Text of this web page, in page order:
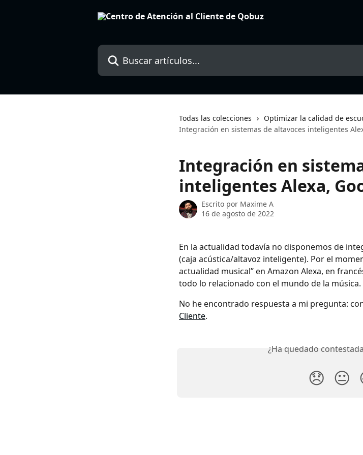
Buscar artículos...
Todas las colecciones
Optimizar la calidad de
Integración en sistemas de altavoces inteligentes
Integración en
inteligentes Alexa,
Escrito por Maxime A
16 de agosto de 2022
En la actualidad todavía no disponemos de
(caja acústica/altavoz inteligente). Por el
actualidad musical” en Amazon Alexa, en
todo lo relacionado con el mundo de la música.
No he encontrado respuesta a mi pregunta:
Cliente.
¿Ha quedado
😞 😐